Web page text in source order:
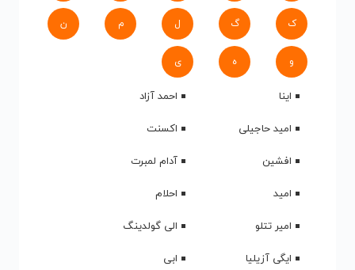
ک گ ل م ن
و ه ی
اینا
احمد آزاد
امید حاجیلی
اکسنت
افشین
آدام لمبرت
امید
احلام
امیر تتلو
الی گولدینگ
ایگی آزیلیا
ابی